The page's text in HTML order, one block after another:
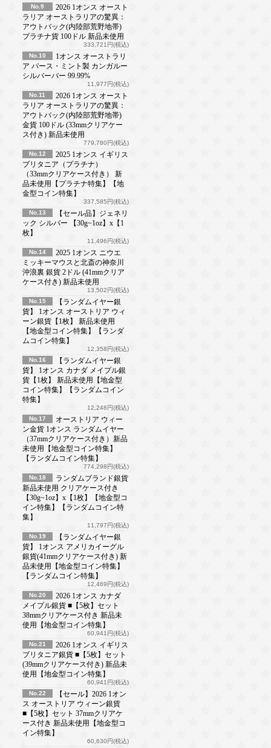
No.9
2026 1オンス オースト
ラリア オーストラリアの驚異：
アウトバック(内陸部荒野地帯)
プラチナ貨 100ドル 新品未使用
333,721円(税込)
No.10
1オンス オーストラリ
ア パース・ミント製 カンガルー
シルバーバー 99.99%
11,977円(税込)
No.11
2026 1オンス オースト
ラリア オーストラリアの驚異：
アウトバック(内陸部荒野地帯)
金貨 100ドル (33mmクリアケー
ス付き) 新品未使用
779,780円(税込)
No.12
2025 1オンス イギリス
ブリタニア（プラチナ）
（33mmクリアケース付き） 新
品未使用【プラチナ特集】【地
金型コイン特集】
337,585円(税込)
No.13
【セール品】ジェネリ
ック シルバー 【30g~1oz】x【1
枚】
11,496円(税込)
No.14
2025 1オンス ニウエ
ミッキーマウスと北斎の神奈川
沖浪裏 銀貨 2ドル (41mmクリア
ケース付き) 新品未使用
13,502円(税込)
No.15
【ランダムイヤー銀
貨】 1オンス オーストリア ウィ
ーン銀貨【1枚】 新品未使用
【地金型コイン特集】【ランダ
ムコイン特集】
12,358円(税込)
No.16
【ランダムイヤー銀
貨】 1オンス カナダ メイプル銀
貨【1枚】 新品未使用【地金型
コイン特集】【ランダムコイン
特集】
12,248円(税込)
No.17
オーストリア ウィー
ン金貨 1オンス ランダムイヤー
（37mmクリアケース付き）新品
未使用【地金型コイン特集】
【ランダムコイン特集】
774,298円(税込)
No.18
ランダムブランド銀貨
新品未使用 クリアケース付き
【30g~1oz】x【1枚】【地金型コ
イン特集】【ランダムコイン特
集】
11,797円(税込)
No.19
【ランダムイヤー銀
貨】 1オンス アメリカイーグル
銀貨(41mmクリアケース付き) 新
品未使用【地金型コイン特集】
【ランダムコイン特集】
12,469円(税込)
No.20
2026 1オンス カナダ
メイプル銀貨 ■【5枚】セット
38mmクリアケース付き 新品未
使用【地金型コイン特集】
60,941円(税込)
No.21
2026 1オンス イギリス
ブリタニア銀貨 ■【5枚】セット
(39mmクリアケース付き) 新品未
使用【地金型コイン特集】
60,941円(税込)
No.22
【セール】2026 1オン
ス オーストリア ウィーン銀貨
■【5枚】セット 37mmクリアケ
ース付き 新品未使用【地金型コ
イン特集】
60,630円(税込)